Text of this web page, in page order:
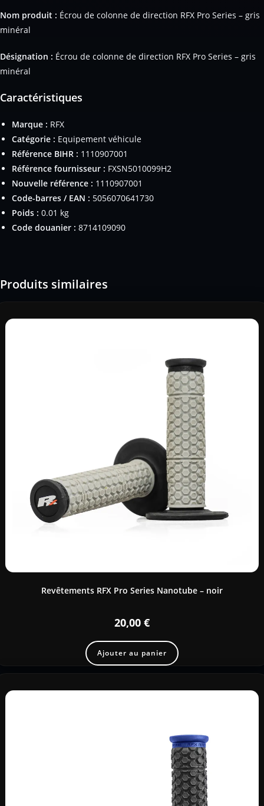
Nom produit : Écrou de colonne de direction RFX Pro Series – gris
minéral
Désignation : Écrou de colonne de direction RFX Pro Series – gris
minéral
Caractéristiques
Marque : RFX
Catégorie : Equipement véhicule
Référence BIHR : 1110907001
Référence fournisseur : FXSN5010099H2
Nouvelle référence : 1110907001
Code-barres / EAN : 5056070641730
Poids : 0.01 kg
Code douanier : 8714109090
Produits similaires
Revêtements RFX Pro Series Nanotube – noir
20,00 €
Ajouter au panier